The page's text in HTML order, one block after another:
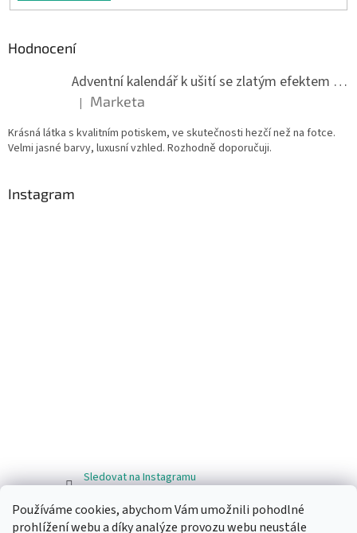
Používáme cookies, abychom Vám umožnili pohodlné
prohlížení webu a díky analýze provozu webu neustále
Hodnocení
Adventní kalendář k ušití se zlatým efektem 042Q
Hodnocení produktu je 5 z 5 hvězdiček.
| Marketa
Krásná látka s kvalitním potiskem, ve skutečnosti hezčí než na fotce.
Velmi jasné barvy, luxusní vzhled. Rozhodně doporučuji.
Instagram
Sledovat na Instagramu
Facebook